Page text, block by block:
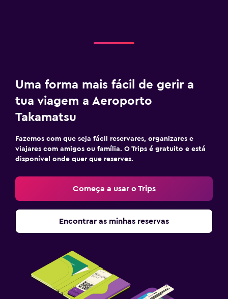
Uma forma mais fácil de gerir a
tua viagem a Aeroporto
Takamatsu
Fazemos com que seja fácil reservares, organizares e
viajares com amigos ou família. O Trips é gratuito e está
disponível onde quer que reserves.
Começa a usar o Trips
Encontrar as minhas reservas